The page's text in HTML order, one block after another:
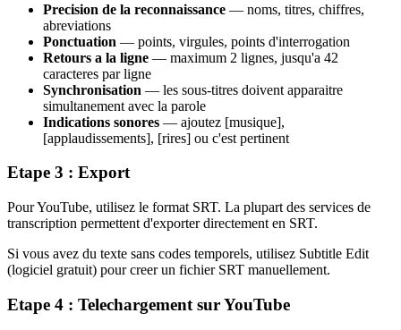
Precision de la reconnaissance — noms, titres, chiffres,
abreviations
Ponctuation — points, virgules, points d'interrogation
Retours a la ligne — maximum 2 lignes, jusqu'a 42
caracteres par ligne
Synchronisation — les sous-titres doivent apparaitre
simultanement avec la parole
Indications sonores — ajoutez [musique],
[applaudissements], [rires] ou c'est pertinent
Etape 3 : Export
Pour YouTube, utilisez le format SRT. La plupart des services de
transcription permettent d'exporter directement en SRT.
Si vous avez du texte sans codes temporels, utilisez Subtitle Edit
(logiciel gratuit) pour creer un fichier SRT manuellement.
Etape 4 : Telechargement sur YouTube